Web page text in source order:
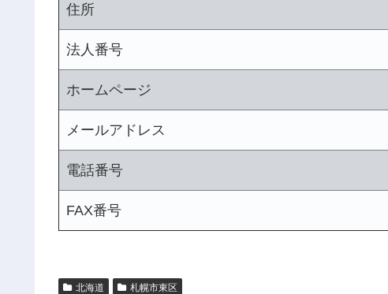
住所
法人番号
ホームページ
メールアドレス
電話番号
FAX番号
北海道 札幌市東区